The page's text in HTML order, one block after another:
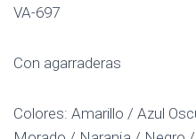
VA-697
Con agarraderas
Colores: Amarillo / Azul